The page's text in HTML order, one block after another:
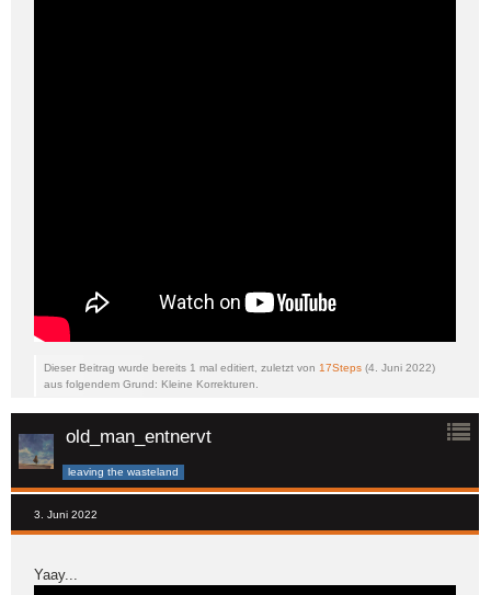
Dieser Beitrag wurde bereits 1 mal editiert, zuletzt von 17Steps (4. Juni 2022)
aus folgendem Grund: Kleine Korrekturen.
old_man_entnervt
leaving the wasteland
3. Juni 2022
Yaay...